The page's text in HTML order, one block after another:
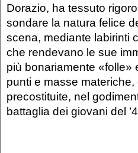
Dorazio, ha tessuto
sondare la natura felice
scena, mediante labirinti
che rendevano le sue
più bonariamente «folle»
punti e masse
precostituite, nel
battaglia dei giovani del